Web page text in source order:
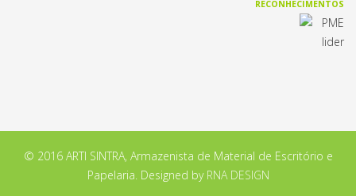
RECONHECIMENTOS
© 2016 ARTI SINTRA, Armazenista de Material de Escritório e
Papelaria. Designed by RNA DESIGN